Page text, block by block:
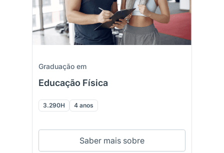
Graduação em
Educação Física
3.290H 4 anos
Saber mais sobre